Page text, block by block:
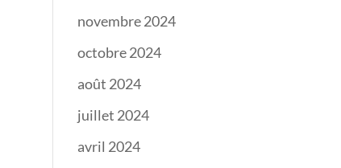
novembre 2024
octobre 2024
août 2024
juillet 2024
avril 2024